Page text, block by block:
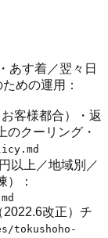
あす着／翌々日
めの運用：
客様都合）・返
のクーリング・
以上／地域別／
）：
改正）チ
tokushoho-